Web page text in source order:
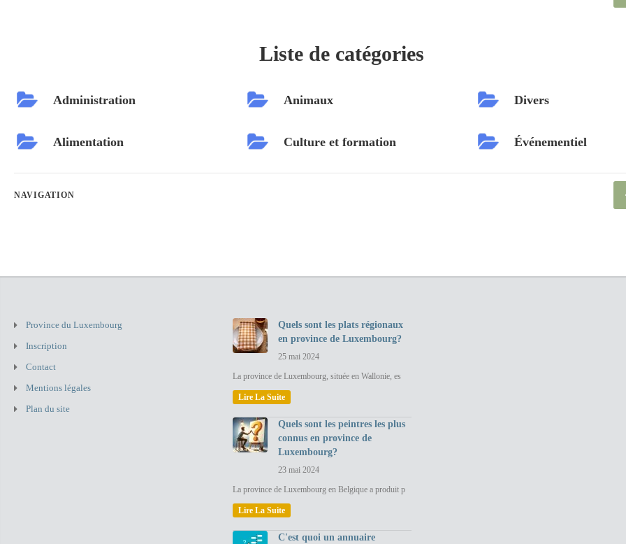
Liste de catégories
Administration
Alimentation
Animaux
Culture et formation
Divers
Événementiel
NAVIGATION
Province du Luxembourg
Inscription
Contact
Mentions légales
Plan du site
Quels sont les plats régionaux
en province de Luxembourg?
25 mai 2024
La province de Luxembourg, située en Wallonie, es
Lire La Suite
Quels sont les peintres les plus
connus en province de
Luxembourg?
23 mai 2024
La province de Luxembourg en Belgique a produit p
Lire La Suite
C'est quoi un annuaire